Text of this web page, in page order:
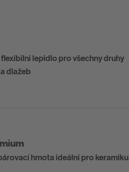
lepidlo pro všechny druhy
dlažeb
hmota ideální pro keramiku